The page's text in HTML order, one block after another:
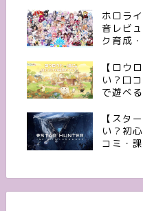
ホロラ
音レビ
ク育成
【ロウ
い？口
で遊べ
【スタ
い？初
コミ・